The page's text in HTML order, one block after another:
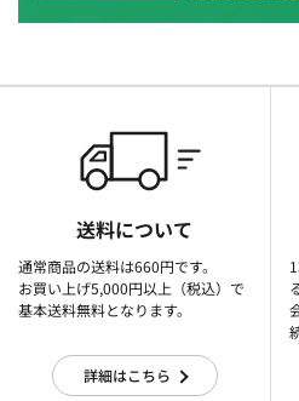
送料について
通常商品の送料は660円です。
お買い上げ5,000円以上（税込）で
基本送料無料となります。
詳細はこちら